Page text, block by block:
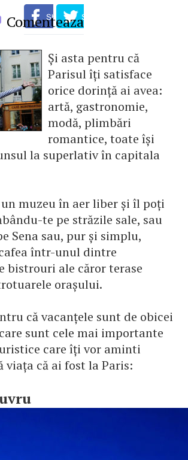
Comenteaza
Și asta pentru că
Parisul îți satisface
orice dorință ai avea:
artă, gastronomie,
modă, plimbări
romantice, toate își
la superlativ în capitala
muzeu în aer liber și îl poți
te pe străzile sale, sau
Sena sau, pur și simplu,
într-unul dintre
bistrouri ale căror terase
orașului.
că vacanțele sunt de obicei
sunt cele mai importante
care îți vor aminti
viața că ai fost la Paris: